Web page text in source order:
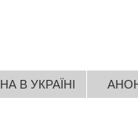
В УКРАЇНІ